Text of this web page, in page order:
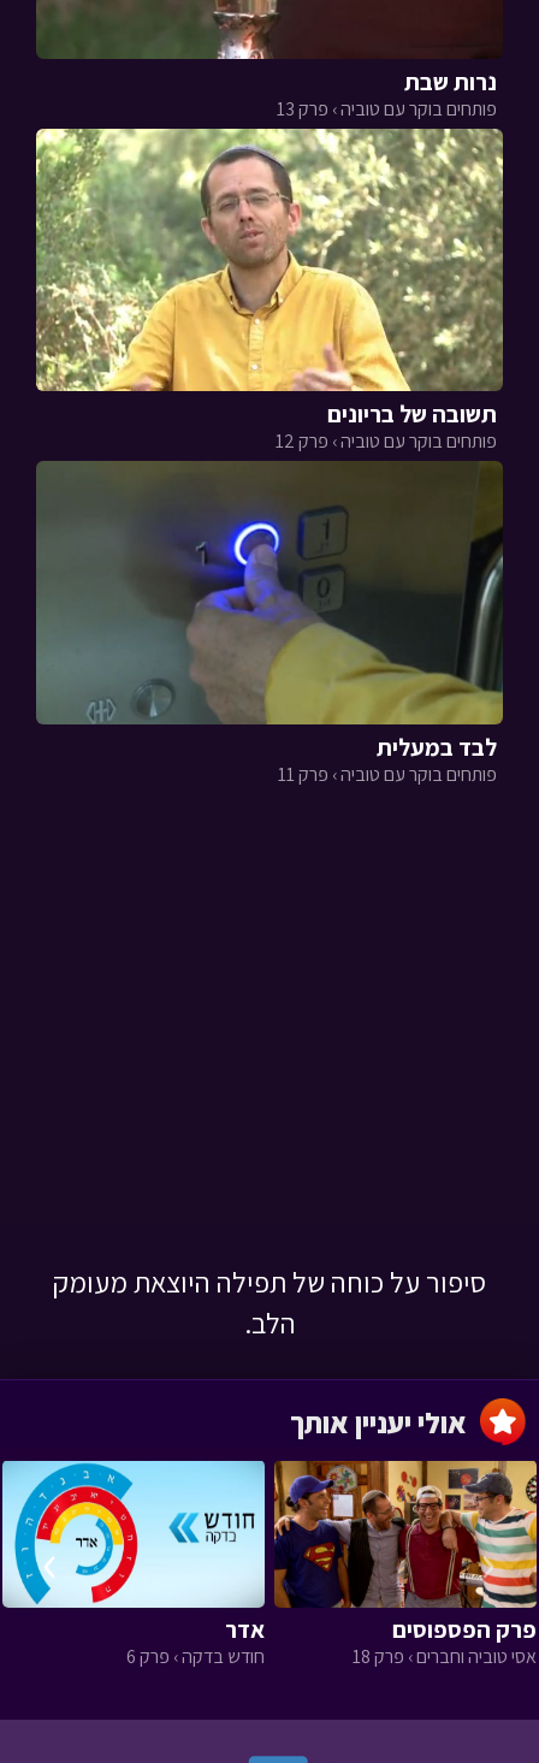
נרות שבת
פותחים בוקר עם טוביה › פרק 13
תשובה של בריונים
פותחים בוקר עם טוביה › פרק 12
לבד במעלית
פותחים בוקר עם טוביה › פרק 11
סיפור על כוחה של תפילה היוצאת מעומק
הלב.
פרק הפספוסים
אסי טוביה וחברים › פרק 18
אדר
חודש בדקה › פרק 6
‹
›